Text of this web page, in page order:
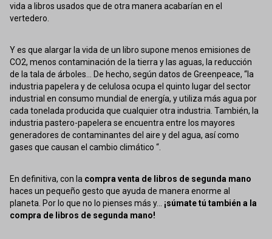
vida a libros usados que de otra manera acabarían en el
vertedero.
Y es que alargar la vida de un libro supone menos emisiones de
CO2, menos contaminación de la tierra y las aguas, la reducción
de la tala de árboles... De hecho, según datos de Greenpeace, “la
industria papelera y de celulosa ocupa el quinto lugar del sector
industrial en consumo mundial de energía, y utiliza más agua por
cada tonelada producida que cualquier otra industria. También, la
industria pastero-papelera se encuentra entre los mayores
generadores de contaminantes del aire y del agua, así como
gases que causan el cambio climático “.
En definitiva, con la compra venta de libros de segunda mano
haces un pequeño gesto que ayuda de manera enorme al
planeta. Por lo que no lo pienses más y... ¡súmate tú también a la
compra de libros de segunda mano!